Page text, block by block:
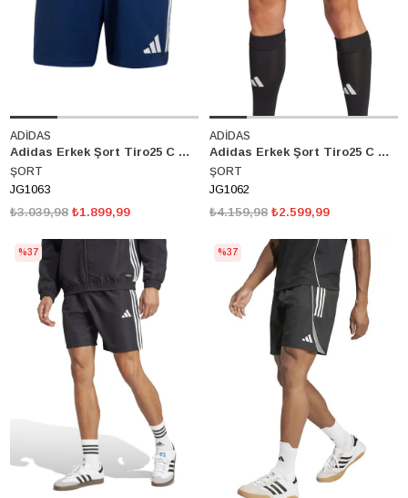
ADİDAS
Adidas Erkek Şort Tiro25 C M Shom JG1063
ŞORT
JG1063
₺1.899,99
₺3.039,98
ADİDAS
Adidas Erkek Şort Tiro25 C M Shom JG1062
ŞORT
JG1062
₺2.599,99
₺4.159,98
%37 %37